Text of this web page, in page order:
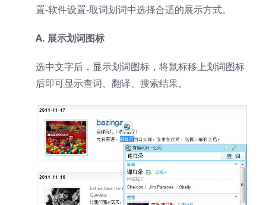
置-软件设置-取词划词中选择合适的展示方式。
A. 展示划词图标
选中文字后，显示划词图标，将鼠标移上划词图标
后即可显示查词、翻译、搜索结果。